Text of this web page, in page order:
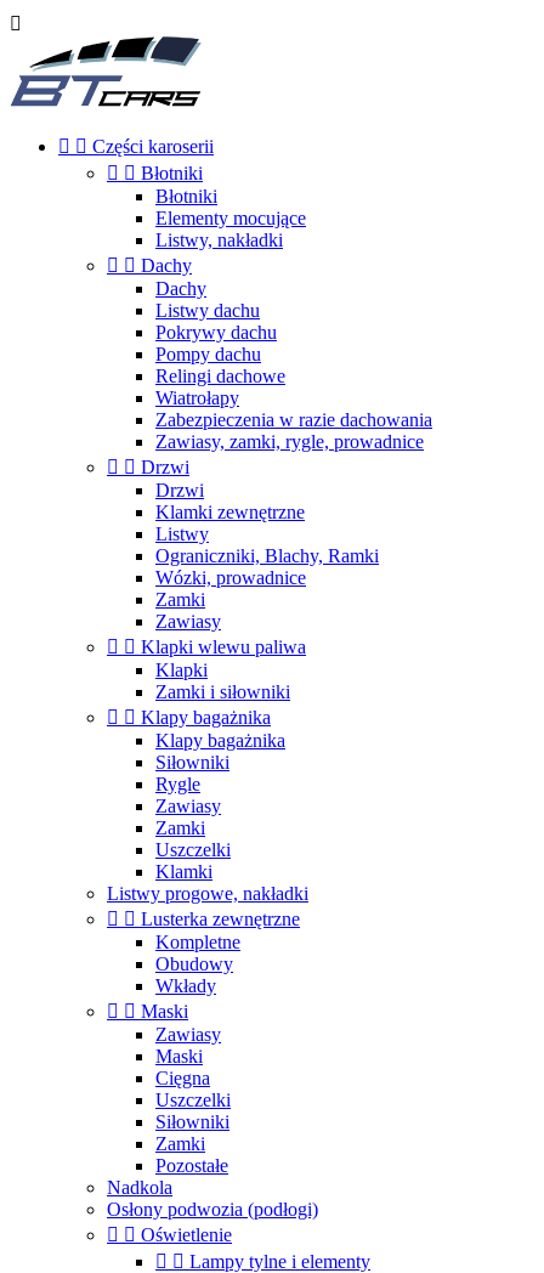

  Części karoserii
  Błotniki
Błotniki
Elementy mocujące
Listwy, nakładki
  Dachy
Dachy
Listwy dachu
Pokrywy dachu
Pompy dachu
Relingi dachowe
Wiatrołapy
Zabezpieczenia w razie dachowania
Zawiasy, zamki, rygle, prowadnice
  Drzwi
Drzwi
Klamki zewnętrzne
Listwy
Ograniczniki, Blachy, Ramki
Wózki, prowadnice
Zamki
Zawiasy
  Klapki wlewu paliwa
Klapki
Zamki i siłowniki
  Klapy bagażnika
Klapy bagażnika
Siłowniki
Rygle
Zawiasy
Zamki
Uszczelki
Klamki
Listwy progowe, nakładki
  Lusterka zewnętrzne
Kompletne
Obudowy
Wkłady
  Maski
Zawiasy
Maski
Cięgna
Uszczelki
Siłowniki
Zamki
Pozostałe
Nadkola
Osłony podwozia (podłogi)
  Oświetlenie
  Lampy tylne i elementy